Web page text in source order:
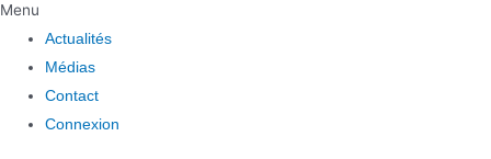
Menu
Actualités
Médias
Contact
Connexion